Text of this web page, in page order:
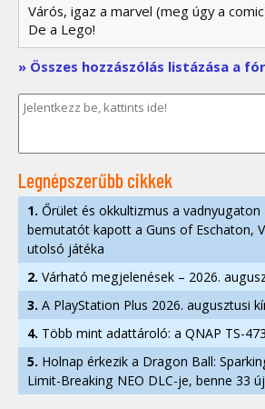
Várós, igaz a marvel (meg úgy a
De a Lego!
» Összes hozzászólás listázása a
Legnépszerűbb cikkek
1. Őrület és okkultizmus a vadnyugaton
bemutatót kapott a Guns of Eschaton,
utolsó játéka
2. Várható megjelenések – 2026.
3. A PlayStation Plus 2026. augusztusi
4. Több mint adattároló: a QNAP TS-
5. Holnap érkezik a Dragon Ball:
Limit-Breaking NEO DLC-je, benne 33